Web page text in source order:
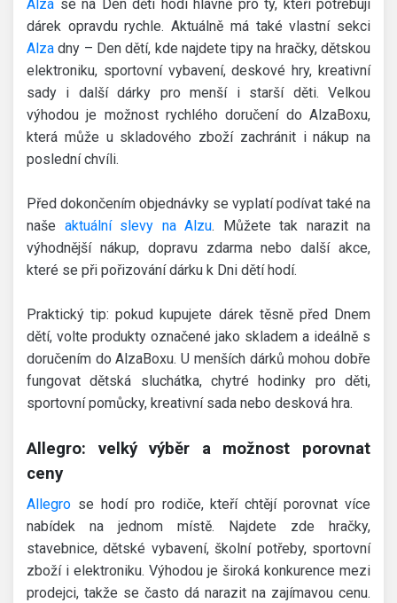
Alza se na Den dětí hodí hlavně pro ty, kteří potřebují
dárek opravdu rychle. Aktuálně má také vlastní sekci
Alza dny – Den dětí, kde najdete tipy na hračky, dětskou
elektroniku, sportovní vybavení, deskové hry, kreativní
sady i další dárky pro menší i starší děti. Velkou
výhodou je možnost rychlého doručení do AlzaBoxu,
která může u skladového zboží zachránit i nákup na
poslední chvíli.
Před dokončením objednávky se vyplatí podívat také na
naše aktuální slevy na Alzu. Můžete tak narazit na
výhodnější nákup, dopravu zdarma nebo další akce,
které se při pořizování dárku k Dni dětí hodí.
Praktický tip: pokud kupujete dárek těsně před Dnem
dětí, volte produkty označené jako skladem a ideálně s
doručením do AlzaBoxu. U menších dárků mohou dobře
fungovat dětská sluchátka, chytré hodinky pro děti,
sportovní pomůcky, kreativní sada nebo desková hra.
Allegro: velký výběr a možnost porovnat
ceny
Allegro se hodí pro rodiče, kteří chtějí porovnat více
nabídek na jednom místě. Najdete zde hračky,
stavebnice, dětské vybavení, školní potřeby, sportovní
zboží i elektroniku. Výhodou je široká konkurence mezi
prodejci, takže se často dá narazit na zajímavou cenu.